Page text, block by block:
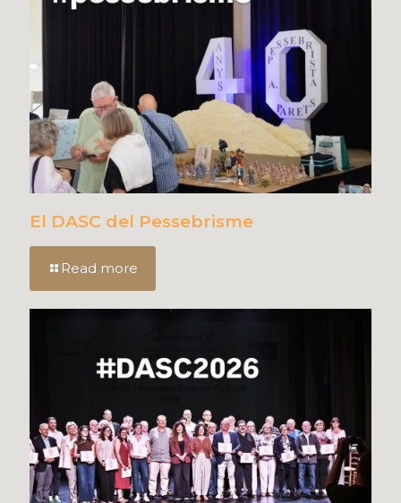
El DASC del Pessebrisme
Read more